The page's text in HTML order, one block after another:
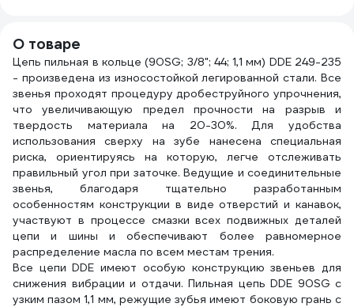
О товаре
Цепь пильная в кольце (90SG; 3/8"; 44; 1,1 мм) DDE 249-235
- произведена из износостойкой легированной стали. Все
звенья проходят процедуру дробеструйного упрочнения,
что увеличивающую предел прочности на разрыв и
твердость материала на 20-30%. Для удобства
использования сверху на зубе нанесена специальная
риска, ориентируясь на которую, легче отслеживать
правильный угол при заточке. Ведущие и соединительные
звенья, благодаря тщательно разработанным
особенностям конструкции в виде отверстий и канавок,
участвуют в процессе смазки всех подвижных деталей
цепи и шины и обеспечивают более равномерное
распределение масла по всем местам трения.
Все цепи DDE имеют особую конструкцию звеньев для
снижения вибрации и отдачи. Пильная цепь DDE 90SG с
узким пазом 1,1 мм, режущие зубья имеют боковую грань с